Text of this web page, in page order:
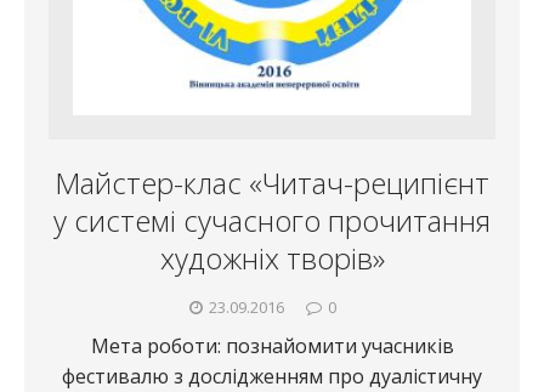
Майстер-клас «Читач-реципієнт
у системі сучасного прочитання
художніх творів»
23.09.2016 0
Мета роботи: познайомити учасників
фестивалю з дослідженням про дуалістичну